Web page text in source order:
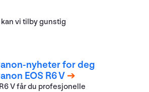
vi tilby gunstig
nyheter for deg
EOS R6 V
V får du profesjonelle